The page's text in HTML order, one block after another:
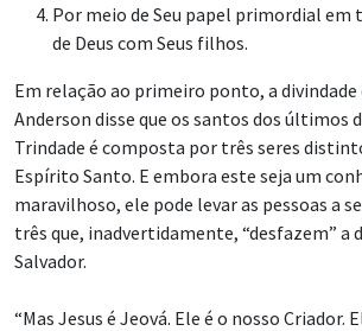
Por meio de Seu papel primordial em
de Deus com Seus filhos.
Em relação ao primeiro ponto, a divindade
Anderson disse que os santos dos últimos
Trindade é composta por três seres
Espírito Santo. E embora este seja um
maravilhoso, ele pode levar as pessoas a
três que, inadvertidamente, “desfazem” a
Salvador.
“Mas Jesus é Jeová. Ele é o nosso Criador.